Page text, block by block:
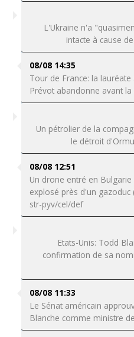
L'Ukraine n'a
intacte à cause
08/08 14:35
Tour de France: la
Prévot abandonne avant la
Un pétrolier de la
le détroit
08/08 12:51
Un drone entré en
explosé près d'un
str-pyv/cel/def
Etats-Unis: Todd
confirmation de sa
08/08 11:33
Le Sénat américain
Blanche comme ministre